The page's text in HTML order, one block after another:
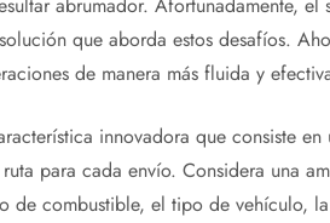
abrumador. Afortunadamente,
que aborda estos desafíos.
de manera más fluida y
innovadora que consiste
para cada envío. Considera una
de combustible, el tipo de vehículo,